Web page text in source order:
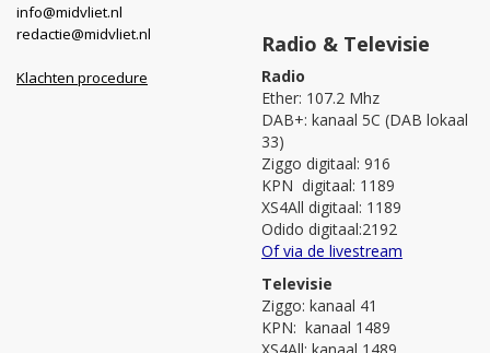
info@midvliet.nl
redactie@midvliet.nl
Klachten procedure
Radio & Televisie
Radio
Ether: 107.2 Mhz
DAB+: kanaal 5C (DAB lokaal
33)
Ziggo digitaal: 916
KPN digitaal: 1189
XS4All digitaal: 1189
Odido digitaal:2192
Of via de livestream
Televisie
Ziggo: kanaal 41
KPN: kanaal 1489
XS4All: kanaal 1489